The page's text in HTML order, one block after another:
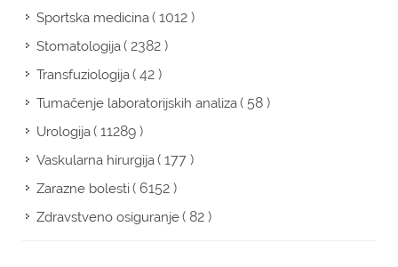
Sportska medicina( 1012 )
Stomatologija( 2382 )
Transfuziologija( 42 )
Tumačenje laboratorijskih analiza( 58 )
Urologija( 11289 )
Vaskularna hirurgija( 177 )
Zarazne bolesti( 6152 )
Zdravstveno osiguranje( 82 )